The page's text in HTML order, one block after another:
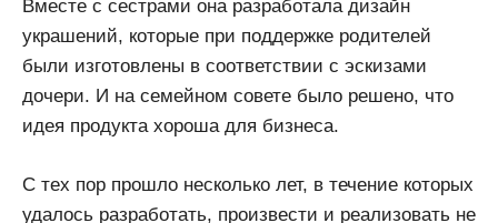
Вместе с сестрами она разработала дизайн
украшений, которые при поддержке родителей
были изготовлены в соответствии с эскизами
дочери. И на семейном совете было решено, что
идея продукта хороша для бизнеса.
С тех пор прошло несколько лет, в течение которых
удалось разработать, произвести и реализовать не